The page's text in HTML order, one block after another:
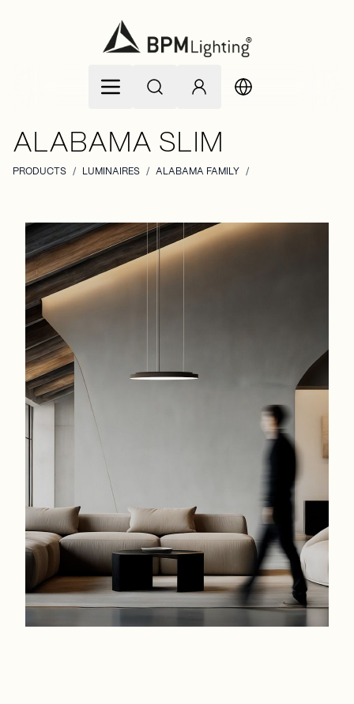
ALABAMA SLIM
PRODUCTS / LUMINAIRES / ALABAMA FAMILY /